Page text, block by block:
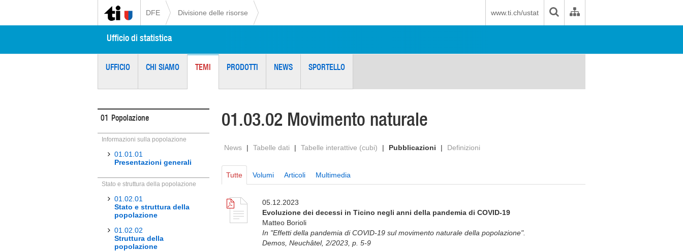
DFE Divisione delle risorse www.ti.ch/ustat
Ufficio di statistica
UFFICIO CHI SIAMO TEMI PRODOTTI NEWS SPORTELLO
01 Popolazione
Informazioni sulla popolazione
01.01.01
Presentazioni generali
Stato e struttura della popolazione
01.02.01
Stato e struttura della
popolazione
01.02.02
Struttura della
popolazione
01.03.02 Movimento naturale
News | Tabelle dati | Tabelle interattive (cubi) | Pubblicazioni | Definizioni
Tutte Volumi Articoli Multimedia
05.12.2023
Evoluzione dei decessi in Ticino negli anni della pandemia di COVID-19
Matteo Borioli
In "Effetti della pandemia di COVID-19 sul movimento naturale della popolazione".
Demos, Neuchâtel, 2/2023, p. 5-9